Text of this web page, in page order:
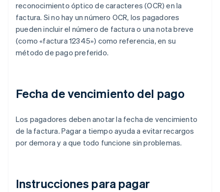
reconocimiento óptico de caracteres (OCR) en la
factura. Si no hay un número OCR, los pagadores
pueden incluir el número de factura o una nota breve
(como «factura 12345») como referencia, en su
método de pago preferido.
Fecha de vencimiento del pago
Los pagadores deben anotar la fecha de vencimiento
de la factura. Pagar a tiempo ayuda a evitar recargos
por demora y a que todo funcione sin problemas.
Instrucciones para pagar